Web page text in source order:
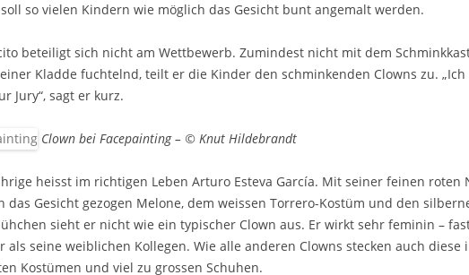
so vielen Kindern wie möglich das Gesicht bunt angemalt werden.
beteiligt sich nicht am Wettbewerb. Zumindest nicht mit dem
Kladde fuchtelnd, teilt er die Kinder den schminkenden Clowns zu. „Ich
Jury“, sagt er kurz.
Clown bei Facepainting – © Knut Hildebrandt
heisst im richtigen Leben Arturo Esteva García. Mit seiner feinen roten
das Gesicht gezogen Melone, dem weissen Torrero-Kostüm und den
sieht er nicht wie ein typischer Clown aus. Er wirkt sehr feminin –
als seine weiblichen Kollegen. Wie alle anderen Clowns stecken auch diese
Kostümen und viel zu grossen Schuhen.